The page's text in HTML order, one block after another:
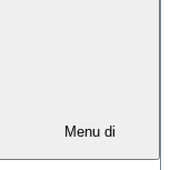
Menu di